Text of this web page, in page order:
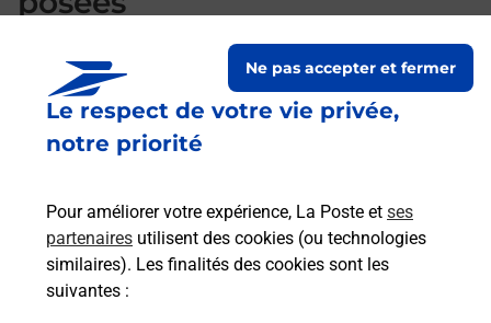
Le respect de votre vie privée,
notre priorité
Pour améliorer votre expérience, La Poste et ses
partenaires utilisent des cookies (ou technologies
similaires). Les finalités des cookies sont les
suivantes :
Ne pas accepter et fermer
Existe-il une différence pour
l’inscription à l’épreuve du code
Auto ou Moto ?
Les éléments à apporter le jour de
l'examen auto ou moto ?